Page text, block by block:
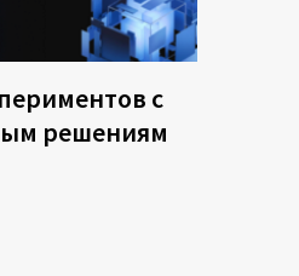
с
решениям